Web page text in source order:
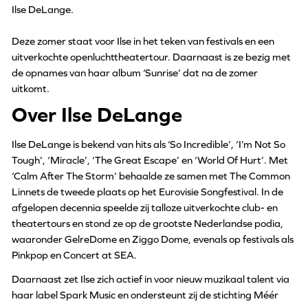
Ilse DeLange.
Deze zomer staat voor Ilse in het teken van festivals en een
uitverkochte openluchttheatertour. Daarnaast is ze bezig met
de opnames van haar album ‘Sunrise’ dat na de zomer
uitkomt.
Over Ilse DeLange
Ilse DeLange is bekend van hits als ‘So Incredible’, ‘I’m Not So
Tough’, ‘Miracle’, ‘The Great Escape’ en ‘World Of Hurt’. Met
‘Calm After The Storm’ behaalde ze samen met The Common
Linnets de tweede plaats op het Eurovisie Songfestival. In de
afgelopen decennia speelde zij talloze uitverkochte club- en
theatertours en stond ze op de grootste Nederlandse podia,
waaronder GelreDome en Ziggo Dome, evenals op festivals als
Pinkpop en Concert at SEA.
Daarnaast zet Ilse zich actief in voor nieuw muzikaal talent via
haar label Spark Music en ondersteunt zij de stichting Méér